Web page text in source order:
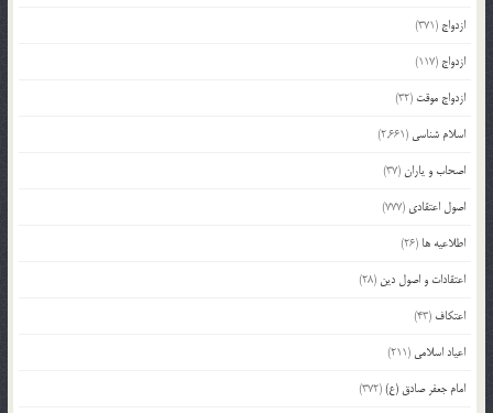
ازدواج (371)
ازدواج (117)
ازدواج موقت (32)
اسلام شناسی (2,661)
اصحاب و یاران(37)
اصول اعتقادی (777)
اطلاعیه ها (26)
اعتقادات و اصول دین (28)
اعتکاف (43)
اعیاد اسلامی (211)
امام جعفر صادق (ع)(372)